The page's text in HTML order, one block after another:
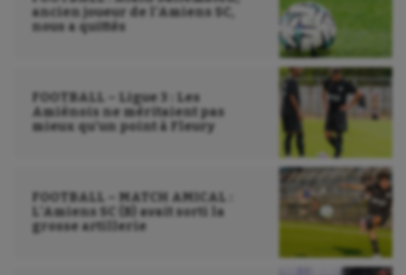
ancien joueur de l’Amiens SC,
nous a quittés
FOOTBALL – Ligue 3 : Les
Amiénois ne méritaient pas
mieux qu’un point à Fleury
FOOTBALL – MATCH AMICAL :
L’Amiens SC (B) avait sorti la
grosse artillerie